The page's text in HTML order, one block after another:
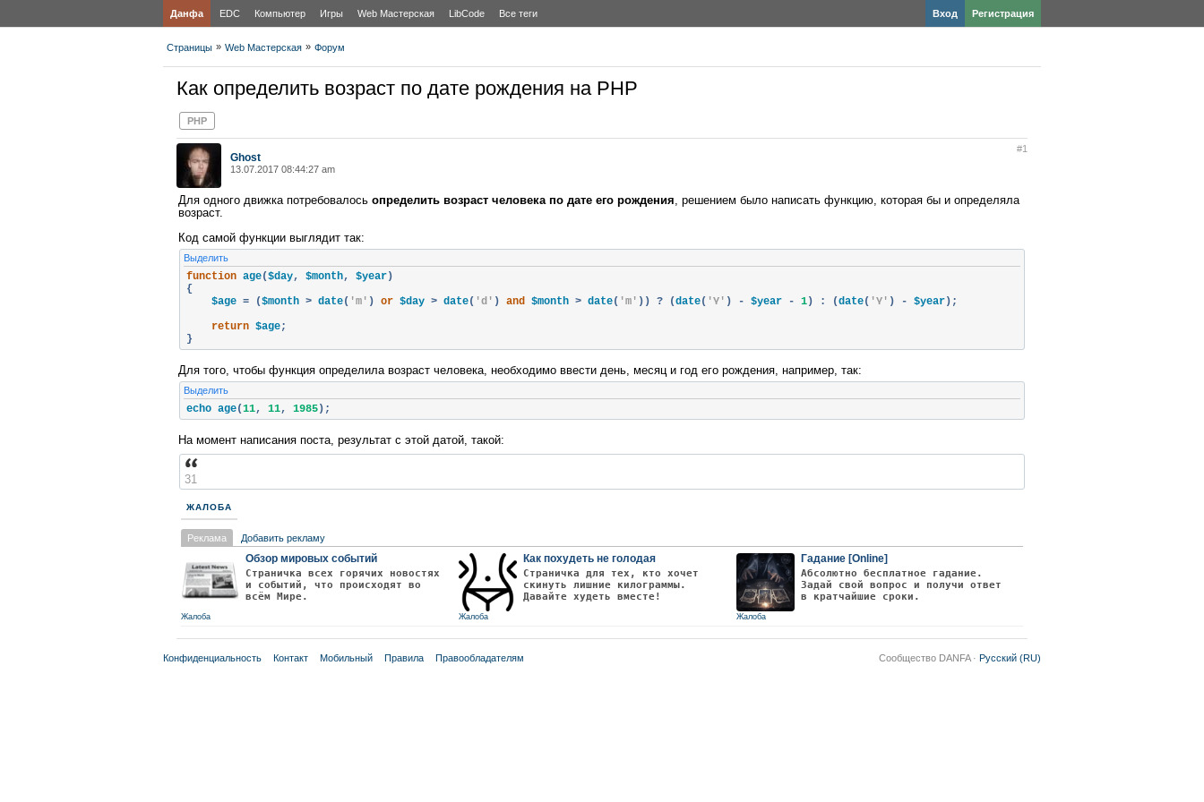
Данфа EDC Компьютер Игры Web Мастерская LibCode Все теги Регистрация
Вход
Страницы » Web Мастерская » Форум
Как определить возраст по дате рождения на PHP
PHP
Ghost
13.07.2017 08:44:27 am
#1
Для одного движка потребовалось определить возраст человека по дате его рождения, решением было написать функцию, которая бы и определяла
возраст.
Код самой функции выглядит так:
Выделить
function age($day, $month, $year)
{
    $age
= ($month > date( 'm' ) or $day > date( 'd' ) and $month > date( 'm' )) ? (date( 'Y' ) - $year - 1) : (date( 'Y' ) - $year);
return $age;
}
Для того, чтобы функция определила возраст человека, необходимо ввести день, месяц и год его рождения, например, так:
Выделить
echo age(11, 11, 1985);
На момент написания поста, результат с этой датой, такой:
31
ЖАЛОБА
Реклама Добавить рекламу
Обзор мировых событий
Страничка всех горячих новостях
и событий, что происходят во
всём Мире.
Жалоба
Как похудеть не голодая
Страничка для тех, кто хочет
скинуть лишние килограммы.
Давайте худеть вместе!
Жалоба
Гадание [Online]
Абсолютно бесплатное гадание.
Задай свой вопрос и получи ответ
в кратчайшие сроки.
Жалоба
Конфиденциальность Контакт Мобильный Правила Правообладателям Сообщество DANFA · Русский (RU)